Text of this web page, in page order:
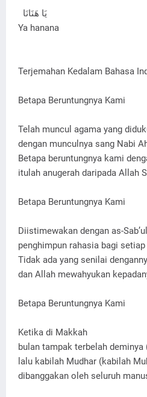
يَا هَنَانَا
Ya hanana
Terjemahan Kedalam Bahasa
Betapa Beruntungnya Kami
Telah muncul agama yang
dengan munculnya sang Nabi
Betapa beruntungnya kami
itulah anugerah daripada Allah
Betapa Beruntungnya Kami
Diistimewakan dengan as-
penghimpun rahasia bagi
Tidak ada yang senilai
dan Allah mewahyukan
Betapa Beruntungnya Kami
Ketika di Makkah
bulan tampak terbelah deminya
lalu kabilah Mudhar (kabilah
dibanggakan oleh seluruh